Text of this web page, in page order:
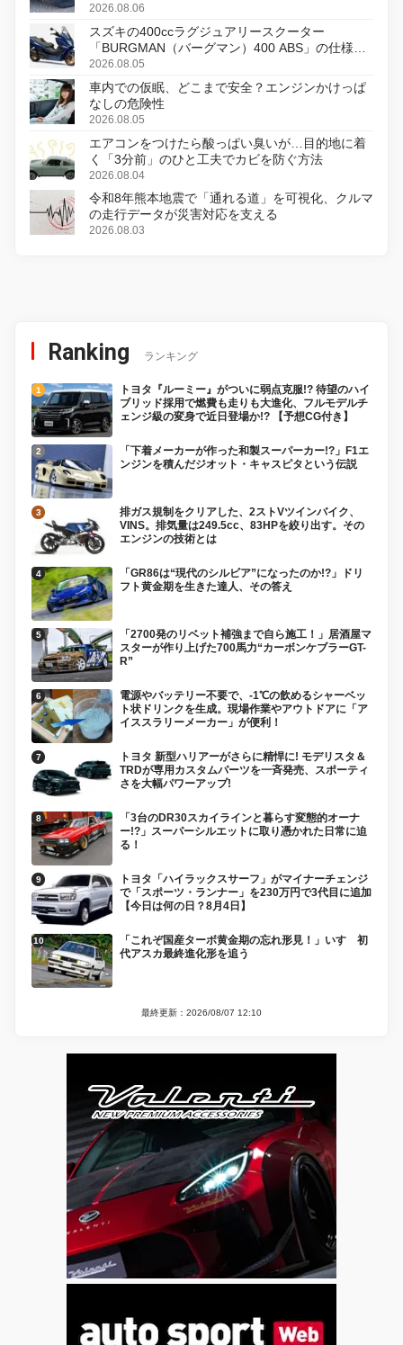
2026.08.06
スズキの400ccラグジュアリースクーター
「BURGMAN（バーグマン）400 ABS」の仕様を
変更し、8月18日に発売
2026.08.05
車内での仮眠、どこまで安全？エンジンかけっぱ
なしの危険性
2026.08.05
エアコンをつけたら酸っぱい臭いが…目的地に着
く「3分前」のひと工夫でカビを防ぐ方法
2026.08.04
令和8年熊本地震で「通れる道」を可視化、クルマ
の走行データが災害対応を支える
2026.08.03
Ranking ランキング
トヨタ『ルーミー』がついに弱点克服!? 待望のハイ
ブリッド採用で燃費も走りも大進化、フルモデルチ
ェンジ級の変身で近日登場か!? 【予想CG付き】
「下着メーカーが作った和製スーパーカー!?」F1エ
ンジンを積んだジオット・キャスピタという伝説
排ガス規制をクリアした、2ストVツインバイク、
VINS。排気量は249.5cc、83HPを絞り出す。その
エンジンの技術とは
「GR86は“現代のシルビア”になったのか!?」ドリ
フト黄金期を生きた達人、その答え
「2700発のリベット補強まで自ら施工！」居酒屋マ
スターが作り上げた700馬力“カーボンケブラーGT-
R”
電源やバッテリー不要で、-1℃の飲めるシャーベッ
ト状ドリンクを生成。現場作業やアウトドアに「ア
イススラリーメーカー」が便利！
トヨタ 新型ハリアーがさらに精悍に! モデリスタ＆
TRDが専用カスタムパーツを一斉発売、スポーティ
さを大幅パワーアップ!
「3台のDR30スカイラインと暮らす変態的オーナ
ー!?」スーパーシルエットに取り憑かれた日常に迫
る！
トヨタ「ハイラックスサーフ」がマイナーチェンジ
で「スポーツ・ランナー」を230万円で3代目に追加
【今日は何の日？8月4日】
「これぞ国産ターボ黄金期の忘れ形見！」いすゞ初
代アスカ最終進化形を追う
最終更新：2026/08/07 12:10